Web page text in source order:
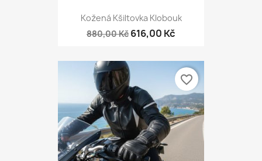
Kožená Kšiltovka Klobouk
880,00 Kč 616,00 Kč
favorite_border